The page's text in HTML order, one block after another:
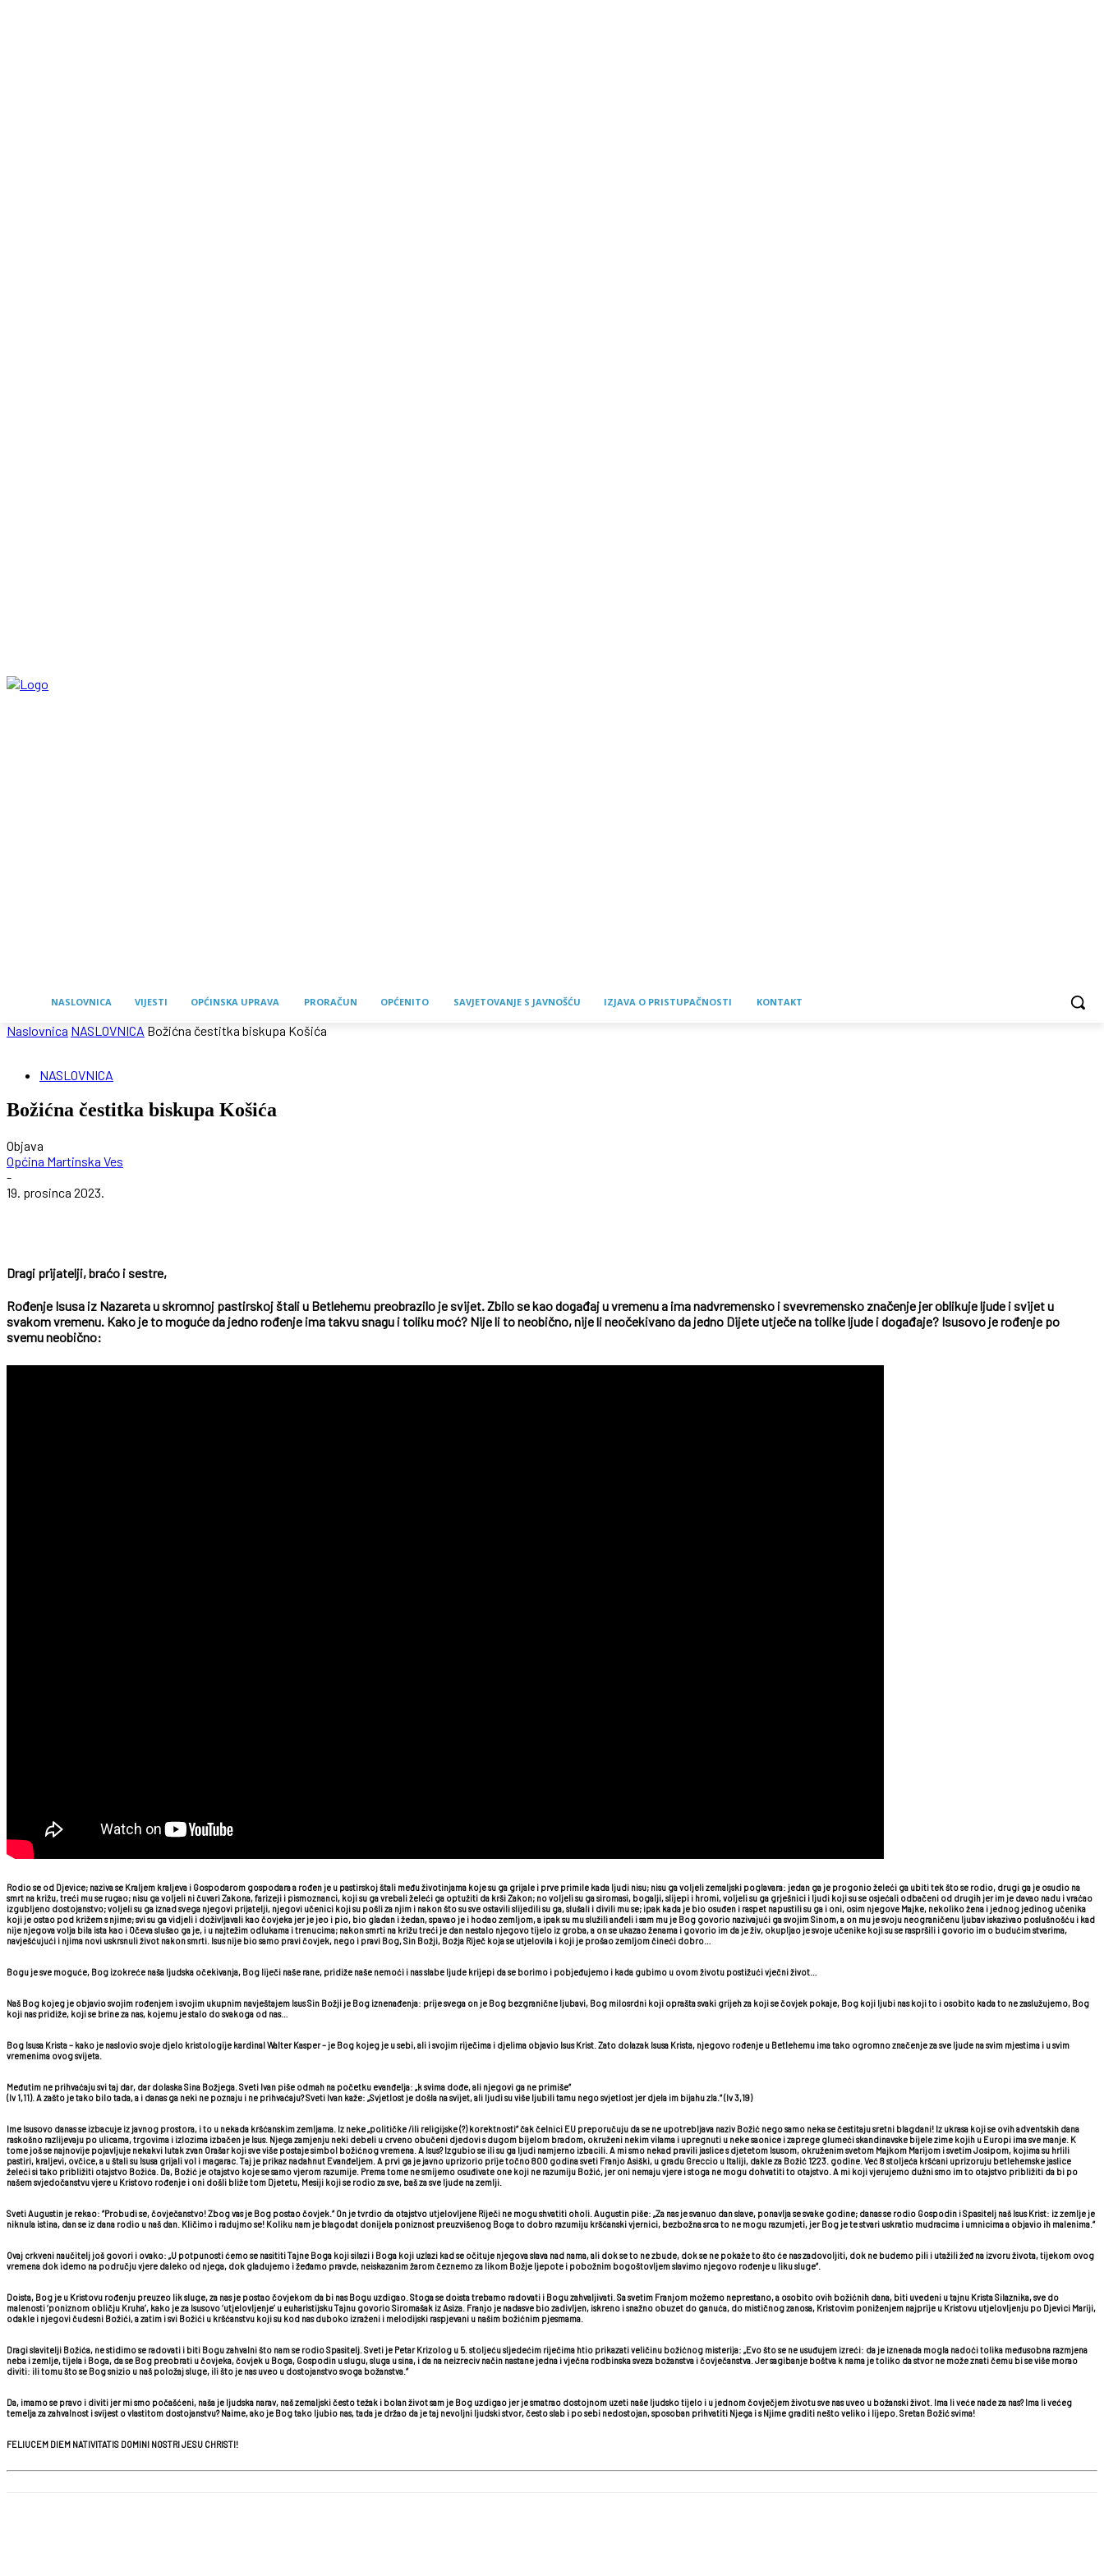
NASLOVNICA VIJESTI OPĆINSKA UPRAVA PRORAČUN OPĆENITO SAVJETOVANJE S JAVNOŠĆU IZJAVA O PRISTUPAČNOSTI KONTAKT
Naslovnica NASLOVNICA Božićna čestitka biskupa Košića
NASLOVNICA
Božićna čestitka biskupa Košića
Objava
Općina Martinska Ves
-
19. prosinca 2023.
Dragi prijatelji, braćo i sestre,
Rođenje Isusa iz Nazareta u skromnoj pastirskoj štali u Betlehemu preobrazilo je svijet. Zbilo se kao događaj u vremenu a ima nadvremensko i svevremensko značenje jer oblikuje ljude i svijet u
svakom vremenu. Kako je to moguće da jedno rođenje ima takvu snagu i toliku moć? Nije li to neobično, nije li neočekivano da jedno Dijete utječe na tolike ljude i događaje? Isusovo je rođenje po
svemu neobično:
Rodio se od Djevice; naziva se Kraljem kraljeva i Gospodarom gospodara a rođen je u pastirskoj štali među životinjama koje su ga grijale i prve primile kada ljudi nisu; nisu ga voljeli zemaljski poglavara: jedan ga je progonio želeći ga ubiti tek što se rodio, drugi ga je osudio na
smrt na križu, treći mu se rugao; nisu ga voljeli ni čuvari Zakona, farizeji i pismoznanci, koji su ga vrebali želeći ga optužiti da krši Zakon; no voljeli su ga siromasi, bogalji, slijepi i hromi, voljeli su ga grješnici i ljudi koji su se osjećali odbačeni od drugih jer im je davao nadu i vraćao
izgubljeno dostojanstvo; voljeli su ga iznad svega njegovi prijatelji, njegovi učenici koji su pošli za njim i nakon što su sve ostavili slijedili su ga, slušali i divili mu se; ipak kada je bio osuđen i raspet napustili su ga i oni, osim njegove Majke, nekoliko žena i jednog jedinog učenika
koji je ostao pod križem s njime; svi su ga vidjeli i doživljavali kao čovjeka jer je jeo i pio, bio gladan i žedan, spavao je i hodao zemljom, a ipak su mu služili anđeli i sam mu je Bog govorio nazivajući ga svojim Sinom, a on mu je svoju neograničenu ljubav iskazivao poslušnošću i kad
nije njegova volja bila ista kao i Očeva slušao ga je, i u najtežim odlukama i trenucima; nakon smrti na križu treći je dan nestalo njegovo tijelo iz groba, a on se ukazao ženama i govorio im da je živ, okupljao je svoje učenike koji su se raspršili i govorio im o budućim stvarima,
navješćujući i njima novi uskrsnuli život nakon smrti. Isus nije bio samo pravi čovjek, nego i pravi Bog, Sin Božji, Božja Riječ koja se utjelovila i koji je prošao zemljom čineći dobro…
Bogu je sve moguće, Bog izokreće naša ljudska očekivanja, Bog liječi naše rane, pridiže naše nemoći i nas slabe ljude krijepi da se borimo i pobjeđujemo i kada gubimo u ovom životu postižući vječni život…
Naš Bog kojeg je objavio svojim rođenjem i svojim ukupnim navještajem Isus Sin Božji je Bog iznenađenja: prije svega on je Bog bezgranične ljubavi, Bog milosrdni koji oprašta svaki grijeh za koji se čovjek pokaje, Bog koji ljubi nas koji to i osobito kada to ne zaslužujemo, Bog
koji nas pridiže, koji se brine za nas, kojemu je stalo do svakoga od nas…
Bog Isusa Krista – kako je naslovio svoje djelo kristologije kardinal Walter Kasper – je Bog kojeg je u sebi, ali i svojim riječima i djelima objavio Isus Krist. Zato dolazak Isusa Krista, njegovo rođenje u Betlehemu ima tako ogromno značenje za sve ljude na svim mjestima i u svim
vremenima ovog svijeta.
Međutim ne prihvaćaju svi taj dar, dar dolaska Sina Božjega. Sveti Ivan piše odmah na početku evanđelja: „k svima dođe, ali njegovi ga ne primiše“
(Iv 1,11). A zašto je tako bilo tada, a i danas ga neki ne poznaju i ne prihvaćaju? Sveti Ivan kaže: „Svjetlost je došla na svijet, ali ljudi su više ljubili tamu nego svjetlost jer djela im bijahu zla.“ (Iv 3,19)
Ime Isusovo danas se izbacuje iz javnog prostora, i to u nekada kršćanskim zemljama. Iz neke „političke /ili religijske (?) korektnosti“ čak čelnici EU preporučuju da se ne upotrebljava naziv Božić nego samo neka se čestitaju sretni blagdani! Iz ukrasa koji se ovih adventskih dana
raskošno razlijevaju po ulicama, trgovima i izlozima izbačen je Isus. Njega zamjenju neki debeli u crveno obučeni djedovi s dugom bijelom bradom, okruženi nekim vilama i upregnuti u neke saonice i zaprege glumeći skandinavske bijele zime kojih u Europi ima sve manje. K
tome još se najnovije pojavljuje nekakvi lutak zvan Orašar koji sve više postaje simbol božićnog vremena. A Isus? Izgubio se ili su ga ljudi namjerno izbacili. A mi smo nekad pravili jaslice s djetetom Isusom, okruženim svetom Majkom Marijom i svetim Josipom, kojima su hrlili
pastiri, kraljevi, ovčice, a u štali su Isusa grijali vol i magarac. Taj je prikaz nadahnut Evanđeljem. A prvi ga je javno uprizorio prije točno 800 godina sveti Franjo Asiški, u gradu Greccio u Italiji, dakle za Božić 1223. godine. Već 8 stoljeća kršćani uprizoruju betlehemske jaslice
želeći si tako približiti otajstvo Božića. Da, Božić je otajstvo koje se samo vjerom razumije. Prema tome ne smijemo osuđivate one koji ne razumiju Božić, jer oni nemaju vjere i stoga ne mogu dohvatiti to otajstvo. A mi koji vjerujemo dužni smo im to otajstvo približiti da bi po
našem svjedočanstvu vjere u Kristovo rođenje i oni došli bliže tom Djetetu, Mesiji koji se rodio za sve, baš za sve ljude na zemlji.
Sveti Augustin je rekao: “Probudi se, čovječanstvo! Zbog vas je Bog postao čovjek.“ On je tvrdio da otajstvo utjelovljene Riječi ne mogu shvatiti oholi. Augustin piše: „Za nas je svanuo dan slave, ponavlja se svake godine; danas se rodio Gospodin i Spasitelj naš Isus Krist: iz zemlje je
niknula istina, dan se iz dana rodio u naš dan. Kličimo i radujmo se! Koliku nam je blagodat donijela poniznost preuzvišenog Boga to dobro razumiju kršćanski vjernici, bezbožna srca to ne mogu razumjeti, jer Bog je te stvari uskratio mudracima i umnicima a objavio ih malenima.“
Ovaj crkveni naučitelj još govori i ovako: „U potpunosti ćemo se nasititi Tajne Boga koji silazi i Boga koji uzlazi kad se očituje njegova slava nad nama, ali dok se to ne zbude, dok se ne pokaže to što će nas zadovoljiti, dok ne budemo pili i utažili žeđ na izvoru života, tijekom ovog
vremena dok idemo na području vjere daleko od njega, dok gladujemo i žeđamo pravde, neiskazanim žarom čeznemo za likom Božje ljepote i pobožnim bogoštovljem slavimo njegovo rođenje u liku sluge“.
Doista, Bog je u Kristovu rođenju preuzeo lik sluge, za nas je postao čovjekom da bi nas Bogu uzdigao. Stoga se doista trebamo radovati i Bogu zahvaljivati. Sa svetim Franjom možemo neprestano, a osobito ovih božićnih dana, biti uvedeni u tajnu Krista Silaznika, sve do
malenosti ‘poniznom obličju Kruha’, kako je za Isusovo ‘utjelovljenje’ u euharistijsku Tajnu govorio Siromašak iz Asiza. Franjo je nadasve bio zadivljen, iskreno i snažno obuzet do ganuća, do mističnog zanosa, Kristovim poniženjem najprije u Kristovu utjelovljenju po Djevici Mariji,
odakle i njegovi čudesni Božići, a zatim i svi Božići u kršćanstvu koji su kod nas duboko izraženi i melodijski raspjevani u našim božićnim pjesmama.
Dragi slavitelji Božića, ne stidimo se radovati i biti Bogu zahvalni što nam se rodio Spasitelj. Sveti je Petar Krizolog u 5. stoljeću sljedećim riječima htio prikazati veličinu božićnog misterija: „Evo što se ne usuđujem izreći: da je iznenada mogla nadoći tolika međusobna razmjena
neba i zemlje, tijela i Boga, da se Bog preobrati u čovjeka, čovjek u Boga, Gospodin u slugu, sluga u sina, i da na neizreciv način nastane jedna i vječna rodbinska sveza božanstva i čovječanstva. Jer sagibanje boštva k nama je toliko da stvor ne može znati čemu bi se više morao
diviti: ili tomu što se Bog snizio u naš položaj sluge, ili što je nas uveo u dostojanstvo svoga božanstva.“
Da, imamo se pravo i diviti jer mi smo počašćeni, naša je ljudska narav, naš zemaljski često težak i bolan život sam je Bog uzdigao jer je smatrao dostojnom uzeti naše ljudsko tijelo i u jednom čovječjem životu sve nas uveo u božanski život. Ima li veće nade za nas? Ima li većeg
temelja za zahvalnost i svijest o vlastitom dostojanstvu? Naime, ako je Bog tako ljubio nas, tada je držao da je taj nevoljni ljudski stvor, često slab i po sebi nedostojan, sposoban prihvatiti Njega i s Njime graditi nešto veliko i lijepo. Sretan Božić svima!
FELIUCEM DIEM NATIVITATIS DOMINI NOSTRI JESU CHRISTI!